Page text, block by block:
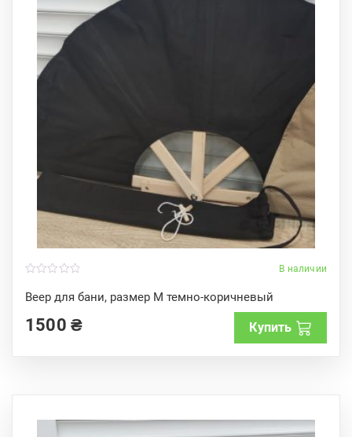
В наличии
Веер для бани, размер M темно-коричневый
o
u
o
1500 ₴ Купить